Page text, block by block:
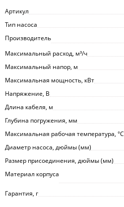
Артикул
Тип насоса
Производитель
Максимальный расход, м³/ч
Максимальный напор, м
Максимальная мощность, кВт
Напряжение, В
Длина кабеля, м
Глубина погружения, мм
Максимальная рабочая температура, °С
Диаметр насоса, дюймы (мм)
Размер присоединения, дюймы (мм)
Материал корпуса
Гарантия, г